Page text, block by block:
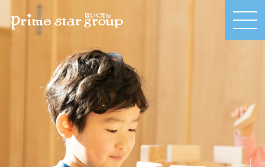
MEN
U